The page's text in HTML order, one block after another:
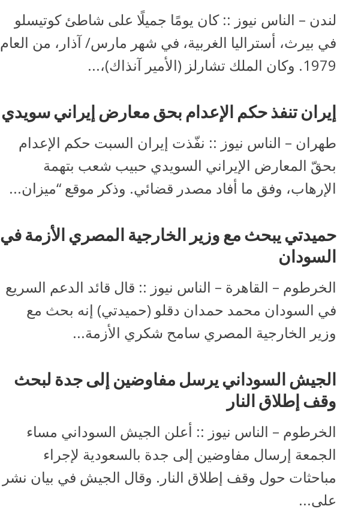
لندن – الناس نيوز :: كان يومًا جميلًا على شاطئ كوتيسلو
في بيرث، أستراليا الغربية، في شهر مارس/ آذار، من العام
1979. وكان الملك تشارلز (الأمير آنذاك)،...
إيران تنفذ حكم الإعدام بحق معارض إيراني سويدي
طهران – الناس نيوز :: نفّذت إيران السبت حكم الإعدام
بحقّ المعارض الإيراني السويدي حبيب شعب بتهمة
الإرهاب، وفق ما أفاد مصدر قضائي. وذكر موقع “ميزان...
حميدتي يبحث مع وزير الخارجية المصري الأزمة في
السودان
الخرطوم – القاهرة – الناس نيوز :: قال قائد الدعم السريع
في السودان محمد حمدان دقلو (حميدتي) إنه بحث مع
وزير الخارجية المصري سامح شكري الأزمة...
الجيش السوداني يرسل مفاوضين إلى جدة لبحث
وقف إطلاق النار
الخرطوم – الناس نيوز :: أعلن الجيش السوداني مساء
الجمعة إرسال مفاوضين إلى جدة بالسعودية لإجراء
مباحثات حول وقف إطلاق النار. وقال الجيش في بيان نشر
على...